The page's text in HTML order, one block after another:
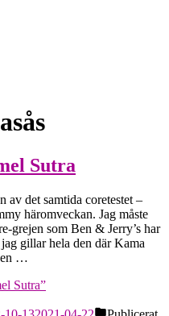
Sutra
av det samtida coretestet –
häromveckan. Jag måste
grejen som Ben & Jerry’s har
gillar hela den där Kama
en …
Sutra”